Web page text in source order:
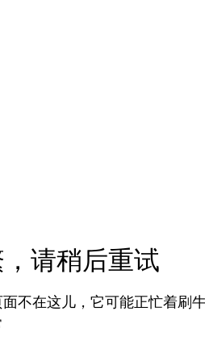
请稍后重试
不在这儿，它可能正忙着刷